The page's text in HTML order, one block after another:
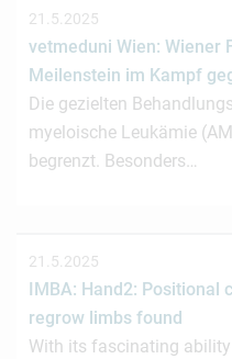
21.5.2025
vetmeduni Wien: Wiener
Meilenstein im Kampf
Die gezielten
myeloische Leukämie
begrenzt. Besonders…
21.5.2025
IMBA: Hand2: Positional
regrow limbs found
With its fascinating